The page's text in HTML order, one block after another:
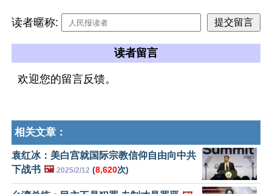
读者暱称:
读者留言
欢迎您的留言反馈。
相关文章：
袁红冰：美白宫就国际宗教信仰自由向中共
下战书 🖼️ 2025/2/12 (8,620次)